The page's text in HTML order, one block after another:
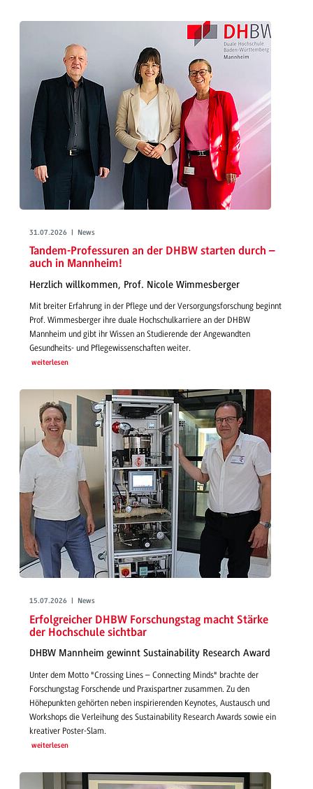
31.07.2026 | News
Tandem-Professuren an der DHBW starten durch –
auch in Mannheim!
Herzlich willkommen, Prof. Nicole Wimmesberger
Mit breiter Erfahrung in der Pflege und der Versorgungsforschung beginnt
Prof. Wimmesberger ihre duale Hochschulkarriere an der DHBW
Mannheim und gibt ihr Wissen an Studierende der Angewandten
Gesundheits- und Pflegewissenschaften weiter.
weiterlesen
15.07.2026 | News
Erfolgreicher DHBW Forschungstag macht Stärke
der Hochschule sichtbar
DHBW Mannheim gewinnt Sustainability Research Award
Unter dem Motto "Crossing Lines – Connecting Minds" brachte der
Forschungstag Forschende und Praxispartner zusammen. Zu den
Höhepunkten gehörten neben inspirierenden Keynotes, Austausch und
Workshops die Verleihung des Sustainability Research Awards sowie ein
kreativer Poster-Slam.
weiterlesen